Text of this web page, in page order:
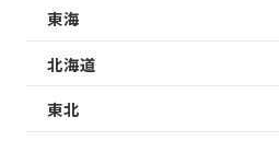
東海
北海道
東北